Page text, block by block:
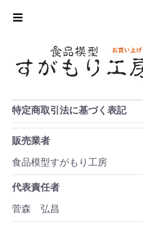
特定商取引法に基づく表記
販売業者
食品模型すがもり工房
代表責任者
菅森 弘昌